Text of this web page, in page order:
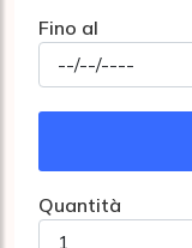
Fino al
Quantità